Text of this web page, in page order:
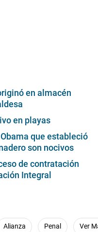
en almacén
en playas
que estableció
son nocivos
de contratación
Integral
Alianza Penal Ver